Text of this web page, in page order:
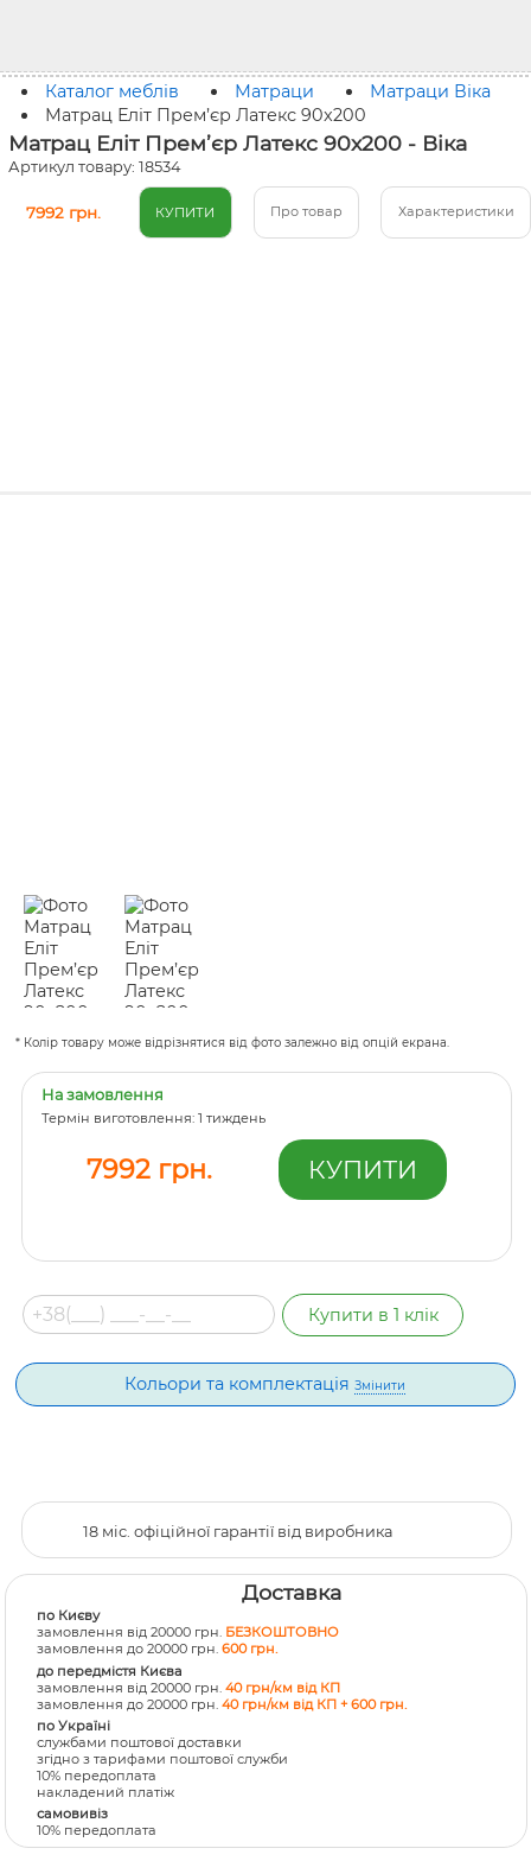
Каталог меблів Матраци
Матраци Віка
Матрац Еліт Прем’єр Латекс 90x200
Матрац Еліт Прем’єр Латекс 90x200 - Віка
Артикул товару: 18534
7992 грн. Про товар Характеристики
* Колір товару може відрізнятися від фото залежно від опцій екрана.
На замовлення
Термін виготовлення: 1 тиждень
7992 грн.
Кольори та комплектаціяЗмінити
18 міс. офіційної гарантії від виробника
Доставка
по Києву
замовлення від 20000 грн. БЕЗКОШТОВНО
замовлення до 20000 грн.600 грн.
до передмістя Києва
замовлення від 20000 грн.40 грн/км від КП
замовлення до 20000 грн.40 грн/км від КП + 600 грн.
по Україні
службами поштової доставки
згідно з тарифами поштової служби
10% передоплата
накладений платіж
самовивіз
10% передоплата